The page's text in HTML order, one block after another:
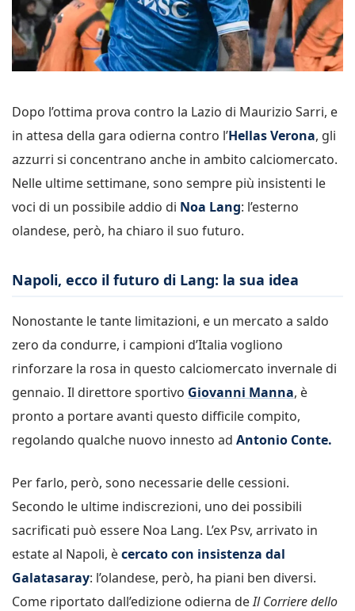
Dopo l’ottima prova contro la Lazio di Maurizio Sarri, e
in attesa della gara odierna contro l’Hellas Verona, gli
azzurri si concentrano anche in ambito calciomercato.
Nelle ultime settimane, sono sempre più insistenti le
voci di un possibile addio di Noa Lang: l’esterno
olandese, però, ha chiaro il suo futuro.
Napoli, ecco il futuro di Lang: la sua idea
Nonostante le tante limitazioni, e un mercato a saldo
zero da condurre, i campioni d’Italia vogliono
rinforzare la rosa in questo calciomercato invernale di
gennaio. Il direttore sportivo Giovanni Manna, è
pronto a portare avanti questo difficile compito,
regolando qualche nuovo innesto ad Antonio Conte.
Per farlo, però, sono necessarie delle cessioni.
Secondo le ultime indiscrezioni, uno dei possibili
sacrificati può essere Noa Lang. L’ex Psv, arrivato in
estate al Napoli, ècercato con insistenza dal
Galatasaray: l’olandese, però, ha piani ben diversi.
Come riportato dall’edizione odierna deIl Corriere dello